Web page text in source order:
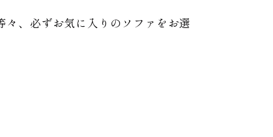
、必ずお気に入りのソファをお選